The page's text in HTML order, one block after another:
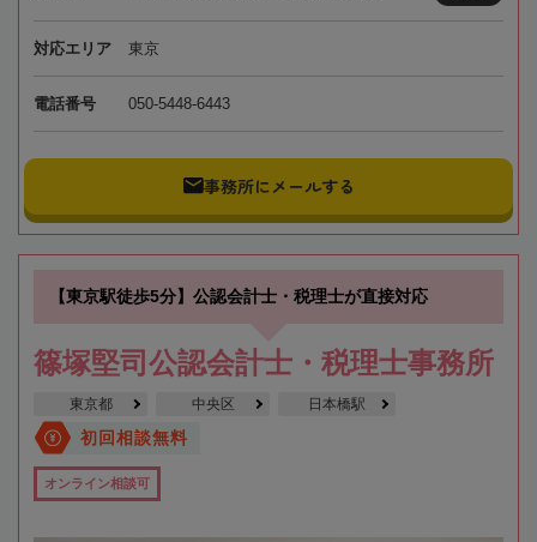
対応エリア 東京
電話番号 050-5448-6443
事務所にメールする
【東京駅徒歩5分】公認会計士・税理士が直接対応
篠塚堅司公認会計士・税理士事務所
東京都 中央区 日本橋駅
初回相談無料
オンライン相談可